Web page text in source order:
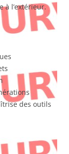
à l’extérieur.
des outils